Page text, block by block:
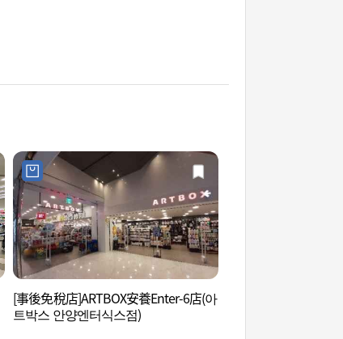
[事後免稅店]ARTBOX安養Enter-6店(아
트박스 안양엔터식스점)